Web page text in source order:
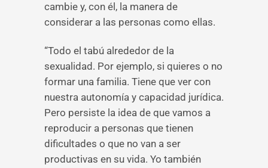
cambie y, con él, la manera de
considerar a las personas como ellas.
“Todo el tabú alrededor de la
sexualidad. Por ejemplo, si quieres o no
formar una familia. Tiene que ver con
nuestra autonomía y capacidad jurídica.
Pero persiste la idea de que vamos a
reproducir a personas que tienen
dificultades o que no van a ser
productivas en su vida. Yo también